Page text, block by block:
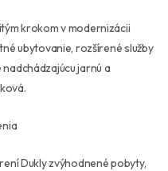
krokom v modernizácii
ubytovanie, rozšírené služby
jarnú a
Dukly zvýhodnené pobyty,